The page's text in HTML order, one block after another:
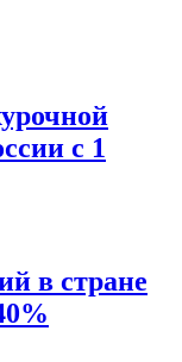
с 1
в стране